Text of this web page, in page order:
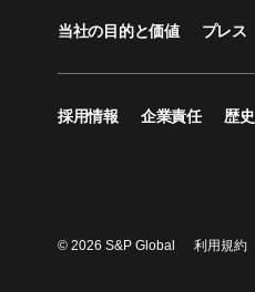
当社の目的と価値 プレス
採用情報 企業責任 歴史
© 2026 S&P Global 利用規約